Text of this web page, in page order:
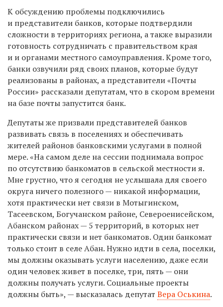
К обсуждению проблемы подключились
и представители банков, которые подтвердили
сложности в территориях региона, а также выразили
готовность сотрудничать с правительством края
и и органами местного самоуправления. Кроме того,
банки озвучили ряд своих планов, которые будут
реализованы в районах, а представители «Почты
России» рассказали депутатам, что в скором времени
на базе почты запустится банк.
Депутаты же призвали представителей банков
развивать связь в поселениях и обеспечивать
жителей районов банковскими услугами в полной
мере.«На самом деле на сессии поднимала вопрос
по отсутствию банкоматов в сельской местности я.
Мне грустно, что я сегодня не услышала для своего
округа ничего полезного — никакой информации,
хотя практически нет связи в Мотыгинском,
Тасеевском, Богучанском районе, Североенисейском,
Абанском районах— 5 территорий, в которых нет
практически связи и нет банкоматов. Один банкомат
только стоит в селе Абан. Нужно идти в села, поселки,
мы должны оказывать услуги населению, даже если
один человек живет в поселке, три, пять — они
должны получать услуги. Социальные проекты
должны быть», — высказалась депутат Вера Оськина.